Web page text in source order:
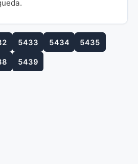
5433 5434 5435
5439